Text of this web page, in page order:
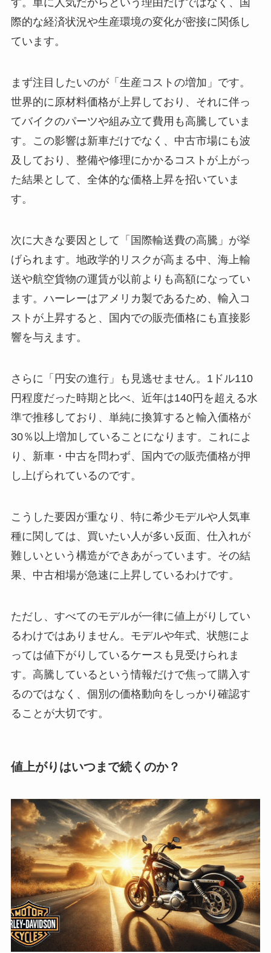
す。単に人気だからという理由だけではなく、国
際的な経済状況や生産環境の変化が密接に関係し
ています。
まず注目したいのが「生産コストの増加」です。
世界的に原材料価格が上昇しており、それに伴っ
てバイクのパーツや組み立て費用も高騰していま
す。この影響は新車だけでなく、中古市場にも波
及しており、整備や修理にかかるコストが上がっ
た結果として、全体的な価格上昇を招いていま
す。
次に大きな要因として「国際輸送費の高騰」が挙
げられます。地政学的リスクが高まる中、海上輸
送や航空貨物の運賃が以前よりも高額になってい
ます。ハーレーはアメリカ製であるため、輸入コ
ストが上昇すると、国内での販売価格にも直接影
響を与えます。
さらに「円安の進行」も見逃せません。1ドル110
円程度だった時期と比べ、近年は140円を超える水
準で推移しており、単純に換算すると輸入価格が
30％以上増加していることになります。これによ
り、新車・中古を問わず、国内での販売価格が押
し上げられているのです。
こうした要因が重なり、特に希少モデルや人気車
種に関しては、買いたい人が多い反面、仕入れが
難しいという構造ができあがっています。その結
果、中古相場が急速に上昇しているわけです。
ただし、すべてのモデルが一律に値上がりしてい
るわけではありません。モデルや年式、状態によ
っては値下がりしているケースも見受けられま
す。高騰しているという情報だけで焦って購入す
るのではなく、個別の価格動向をしっかり確認す
ることが大切です。
値上がりはいつまで続くのか？